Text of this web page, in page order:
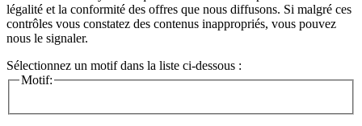
légalité et la conformité des offres que nous diffusons. Si malgré ces
contrôles vous constatez des contenus inappropriés, vous pouvez
nous le signaler.
Sélectionnez un motif dans la liste ci-dessous :
Motif: